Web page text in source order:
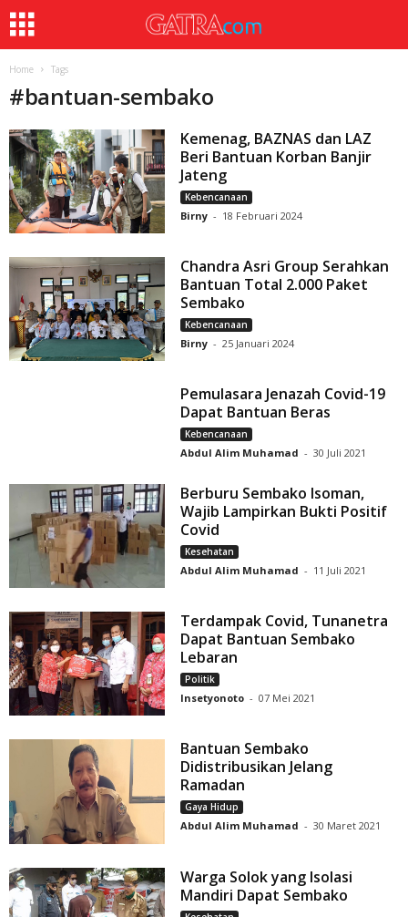
Home Tags
#bantuan-sembako
Kemenag, BAZNAS dan LAZ
Beri Bantuan Korban Banjir
Jateng
Kebencanaan
Birny - 18 Februari 2024
Chandra Asri Group Serahkan
Bantuan Total 2.000 Paket
Sembako
Kebencanaan
Birny - 25 Januari 2024
Pemulasara Jenazah Covid-19
Dapat Bantuan Beras
Kebencanaan
Abdul Alim Muhamad - 30 Juli 2021
Berburu Sembako Isoman,
Wajib Lampirkan Bukti Positif
Covid
Kesehatan
Abdul Alim Muhamad - 11 Juli 2021
Terdampak Covid, Tunanetra
Dapat Bantuan Sembako
Lebaran
Politik
Insetyonoto - 07 Mei 2021
Bantuan Sembako
Didistribusikan Jelang
Ramadan
Gaya Hidup
Abdul Alim Muhamad - 30 Maret 2021
Warga Solok yang Isolasi
Mandiri Dapat Sembako